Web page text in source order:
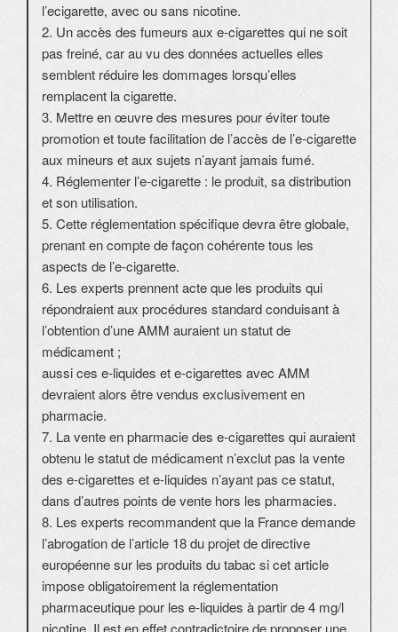
l’ecigarette, avec ou sans nicotine.
2. Un accès des fumeurs aux e-cigarettes qui ne soit
pas freiné, car au vu des données actuelles elles
semblent réduire les dommages lorsqu’elles
remplacent la cigarette.
3. Mettre en œuvre des mesures pour éviter toute
promotion et toute facilitation de l’accès de l’e-cigarette
aux mineurs et aux sujets n’ayant jamais fumé.
4. Réglementer l’e-cigarette : le produit, sa distribution
et son utilisation.
5. Cette réglementation spécifique devra être globale,
prenant en compte de façon cohérente tous les
aspects de l’e-cigarette.
6. Les experts prennent acte que les produits qui
répondraient aux procédures standard conduisant à
l’obtention d’une AMM auraient un statut de
médicament ;
aussi ces e-liquides et e-cigarettes avec AMM
devraient alors être vendus exclusivement en
pharmacie.
7. La vente en pharmacie des e-cigarettes qui auraient
obtenu le statut de médicament n’exclut pas la vente
des e-cigarettes et e-liquides n’ayant pas ce statut,
dans d’autres points de vente hors les pharmacies.
8. Les experts recommandent que la France demande
l’abrogation de l’article 18 du projet de directive
européenne sur les produits du tabac si cet article
impose obligatoirement la réglementation
pharmaceutique pour les e-liquides à partir de 4 mg/l
nicotine. Il est en effet contradictoire de proposer une